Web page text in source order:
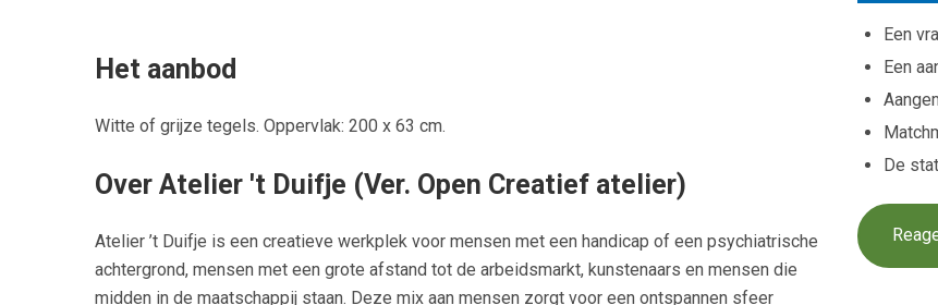
Een
Een
De
Het aanbod
Witte of grijze tegels. Oppervlak: 200 x 63 cm.
Over Atelier 't Duifje (Ver. Open Creatief atelier)
Atelier ’t Duifje is een creatieve werkplek voor mensen met een handicap of een psychiatrische
achtergrond, mensen met een grote afstand tot de arbeidsmarkt, kunstenaars en mensen die
midden in de maatschappij staan. Deze mix aan mensen zorgt voor een ontspannen sfeer